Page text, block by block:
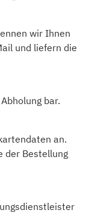
wir Ihnen
und liefern die
bar.
an.
der Bestellung